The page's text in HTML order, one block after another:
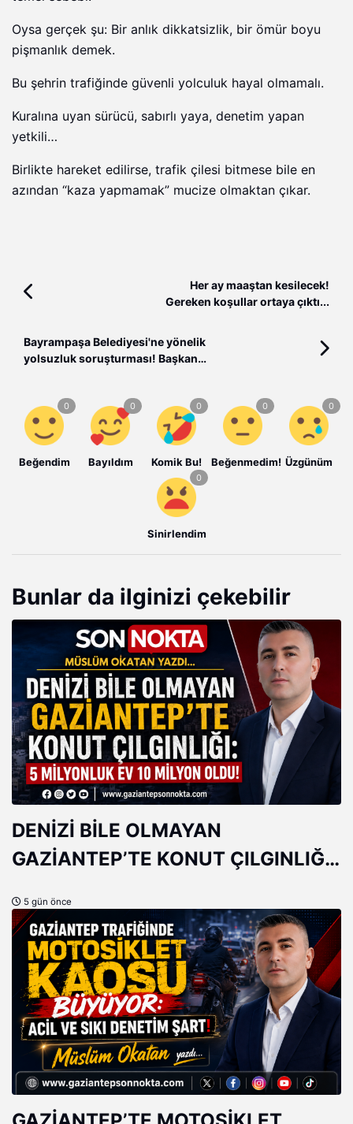
Oysa gerçek şu: Bir anlık dikkatsizlik, bir ömür boyu
pişmanlık demek.
Bu şehrin trafiğinde güvenli yolculuk hayal olmamalı.
Kuralına uyan sürücü, sabırlı yaya, denetim yapan
yetkili…
Birlikte hareket edilirse, trafik çilesi bitmese bile en
azından “kaza yapmamak” mucize olmaktan çıkar.
Her ay maaştan kesilecek!
Gereken koşullar ortaya çıktı...
Bayrampaşa Belediyesi'ne yönelik
yolsuzluk soruşturması! Başkan
Beğendim Bayıldım Komik Bu! Beğenmedim! Üzgünüm
Sinirlendim
Bunlar da ilginizi çekebilir
DENİZİ BİLE OLMAYAN
GAZİANTEP’TE KONUT ÇILGINLIĞI:
OLDU!
5 gün önce